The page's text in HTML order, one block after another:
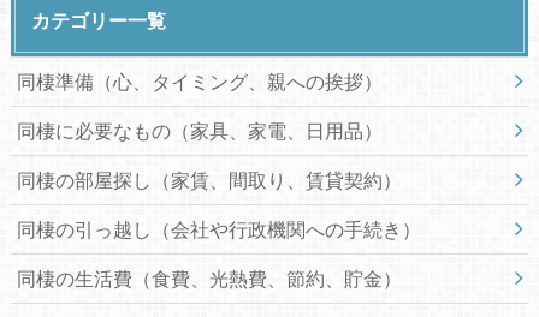
カテゴリー一覧
同棲準備（心、タイミング、親への挨拶）
同棲に必要なもの（家具、家電、日用品）
同棲の部屋探し（家賃、間取り、賃貸契約）
同棲の引っ越し（会社や行政機関への手続き）
同棲の生活費（食費、光熱費、節約、貯金）